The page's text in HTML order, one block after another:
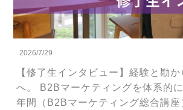
2026/7/29
【修了生インタビュー】経験と勘
へ。 B2Bマーケティングを体系的
年間（B2Bマーケティング総合講座